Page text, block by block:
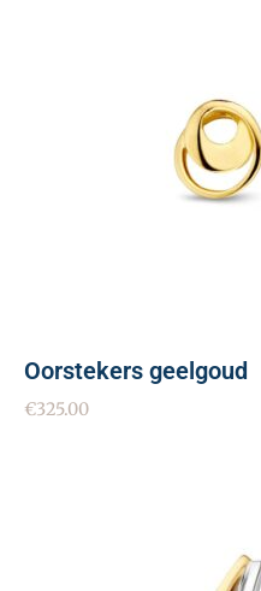
Oorstekers geelgoud
€325.00